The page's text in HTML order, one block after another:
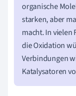
organische
starken, aber
macht. In vielen
die Oxidation
Verbindungen
Katalysatoren